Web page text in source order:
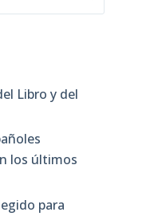
Libro y del
los últimos
para